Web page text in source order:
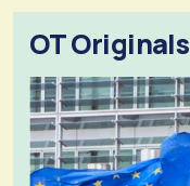
OT Originals